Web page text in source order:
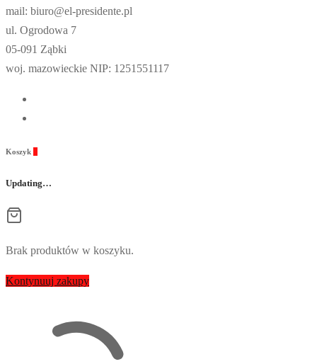
mail: biuro@el-presidente.pl
ul. Ogrodowa 7
05-091 Ząbki
woj. mazowieckie NIP: 1251551117
Koszyk
Updating…
Brak produktów w koszyku.
Kontynuuj zakupy